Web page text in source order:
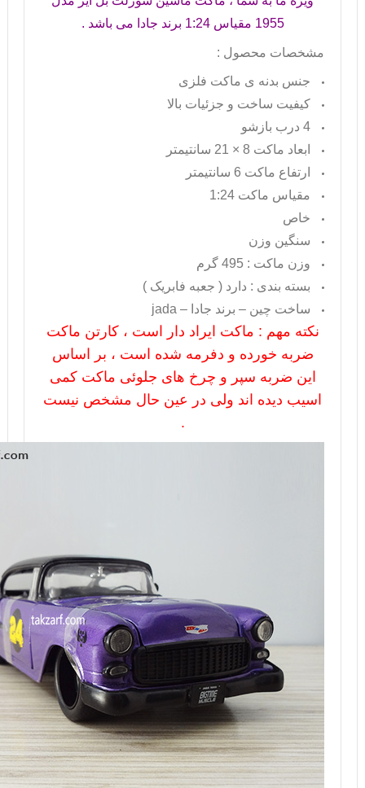
1955 مقیاس 1:24 برند جادا می باشد .
مشخصات محصول :
جنس بدنه ی ماکت فلزی
کیفیت ساخت و جزئیات بالا
4 درب بازشو
ابعاد ماکت 8 × 21 سانتیمتر
ارتفاع ماکت 6 سانتیمتر
مقیاس ماکت 1:24
خاص
سنگین وزن
وزن ماکت : 495 گرم
بسته بندی : دارد ( جعبه فابریک )
ساخت چین – برند جادا – jada
نکته مهم : ماکت ایراد دار است ، کارتن ماکت
ضربه خورده و دفرمه شده است ، بر اساس
این ضربه سپر و چرخ های جلوئی ماکت کمی
اسیب دیده اند ولی در عین حال مشخص نیست
.